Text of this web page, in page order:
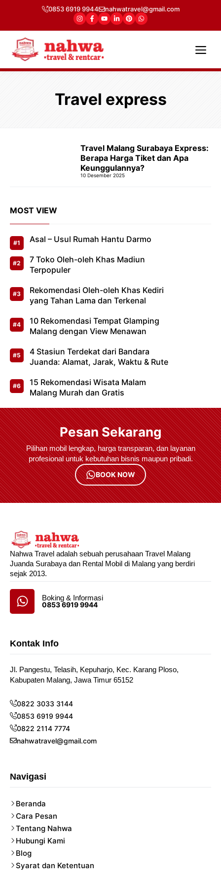
isi
0853 6919 9944 nahwatravel@gmail.com
Travel express
Travel Malang Surabaya Express:
Berapa Harga Tiket dan Apa
Keunggulannya?
10 Desember 2025
MOST VIEW
Asal – Usul Rumah Hantu Darmo
7 Toko Oleh-oleh Khas Madiun
Terpopuler
Rekomendasi Oleh-oleh Khas Kediri
yang Tahan Lama dan Terkenal
10 Rekomendasi Tempat Glamping
Malang dengan View Menawan
4 Stasiun Terdekat dari Bandara
Juanda: Alamat, Jarak, Waktu & Rute
15 Rekomendasi Wisata Malam
Malang Murah dan Gratis
Pesan Sekarang
Pilihan mobil lengkap, harga transparan, dan layanan
profesional untuk kebutuhan bisnis maupun pribadi.
BOOK NOW
Nahwa Travel adalah sebuah perusahaan Travel Malang
Juanda Surabaya dan Rental Mobil di Malang yang berdiri
sejak 2013.
Boking & Informasi
0853 6919 9944
Kontak Info
Jl. Pangestu, Telasih, Kepuharjo, Kec. Karang Ploso,
Kabupaten Malang, Jawa Timur 65152
0822 3033 3144
0853 6919 9944
0822 2114 7774
nahwatravel@gmail.com
Navigasi
Beranda
Cara Pesan
Tentang Nahwa
Hubungi Kami
Blog
Syarat dan Ketentuan